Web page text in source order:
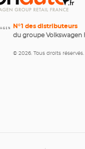
N°1 des distributeurs
du groupe Volkswagen
© 2026. Tous droits réservés.